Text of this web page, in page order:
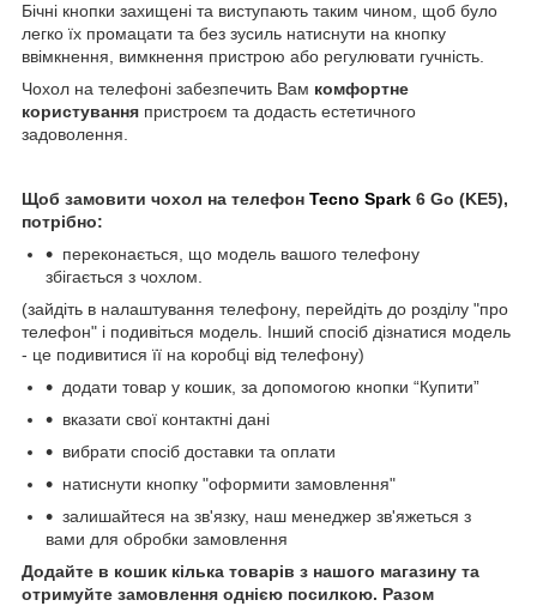
Бічні кнопки захищені та виступають таким чином, щоб було
легко їх промацати та без зусиль натиснути на кнопку
ввімкнення, вимкнення пристрою або регулювати гучність.
Чохол на телефоні забезпечить Вам комфортне
користування пристроєм та додасть естетичного
задоволення.
Щоб замовити чохол на телефон Tecno Spark 6 Go (KE5),
потрібно:
переконається, що модель вашого телефону
збігається з чохлом.
(зайдіть в налаштування телефону, перейдіть до розділу "про
телефон" і подивіться модель. Інший спосіб дізнатися модель
- це подивитися її на коробці від телефону)
додати товар у кошик, за допомогою кнопки “Купити”
вказати свої контактні дані
вибрати спосіб доставки та оплати
натиснути кнопку "оформити замовлення"
залишайтеся на зв'язку, наш менеджер зв'яжеться з
вами для обробки замовлення
Додайте в кошик кілька товарів з нашого магазину та
отримуйте замовлення однією посилкою. Разом